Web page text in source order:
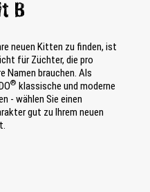
B
neuen Kitten zu finden, ist
für Züchter, die pro
Namen brauchen. Als
® klassische und moderne
- wählen Sie einen
gut zu Ihrem neuen